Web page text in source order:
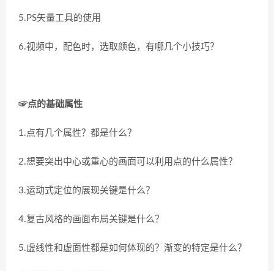
5.PS矢量工具的使用
6.视频中，配色时，选取颜色，有哪几个小技巧？
☞点的基础属性
1.点有几个属性？都是什么？
2.想要突出中心或重心的画面可以利用点的什么属性？
3.运动式定位的展现关键是什么？
4.复古风格的画面布局关键是什么？
5.虚线性和虚面性都是如何体现的？渐变的特定是什么？